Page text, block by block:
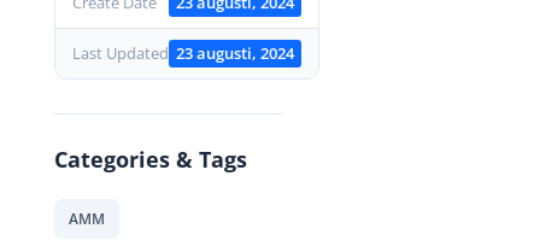
Last Updated 23 augusti, 2024
Categories & Tags
AMM